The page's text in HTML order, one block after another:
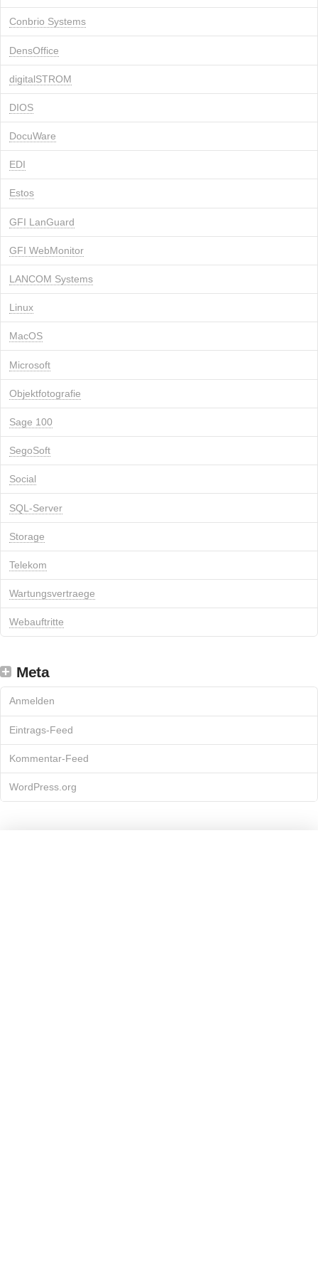
Conbrio Systems
DensOffice
digitalSTROM
DIOS
DocuWare
EDI
Estos
GFI LanGuard
GFI WebMonitor
LANCOM Systems
Linux
MacOS
Microsoft
Objektfotografie
Sage 100
SegoSoft
Social
SQL-Server
Storage
Telekom
Wartungsvertraege
Webauftritte
Meta
Anmelden
Eintrags-Feed
Kommentar-Feed
WordPress.org